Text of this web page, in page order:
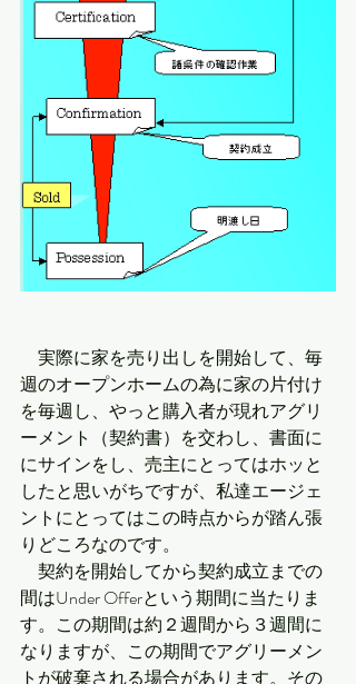
実際に家を売り出しを開始して、毎
週のオープンホームの為に家の片付け
を毎週し、やっと購入者が現れアグリ
ーメント（契約書）を交わし、書面に
にサインをし、売主にとってはホッと
したと思いがちですが、私達エージェ
ントにとってはこの時点からが踏ん張
りどころなのです。
契約を開始してから契約成立までの
間はUnder Offerという期間に当たりま
す。この期間は約２週間から３週間に
なりますが、この期間でアグリーメン
トが破棄される場合があります。その